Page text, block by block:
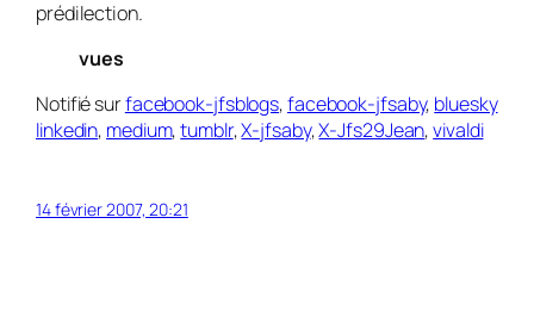
prédilection.
vues
Notifié surfacebook-jfsblogs,facebook-jfsaby, bluesky
linkedin, medium,tumblr,X-jfsaby,X-Jfs29Jean,vivaldi
14 février 2007, 20:21